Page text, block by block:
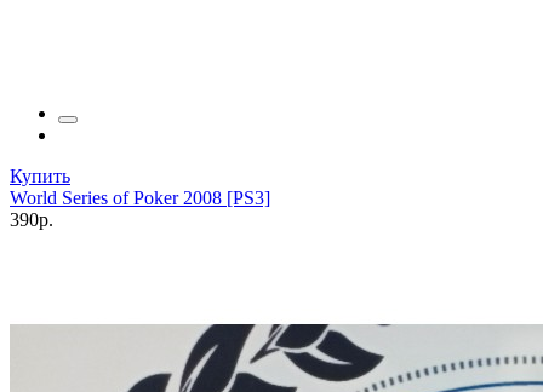
Купить
World Series of Poker 2008 [PS3]
390р.